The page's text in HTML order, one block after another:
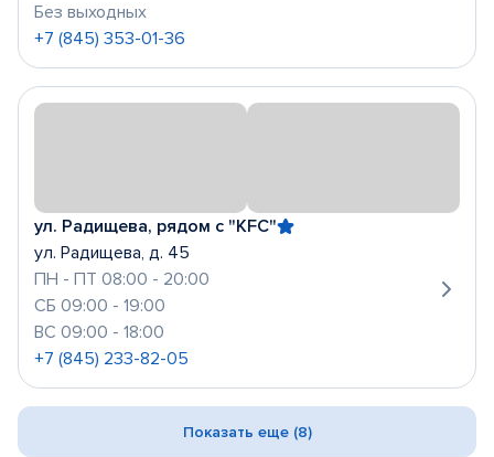
Без выходных
+7 (845) 353-01-36
ул. Радищева, рядом с "KFC"
ул. Радищева, д. 45
ПН - ПТ 08:00 - 20:00
СБ 09:00 - 19:00
ВС 09:00 - 18:00
+7 (845) 233-82-05
Показать еще (8)